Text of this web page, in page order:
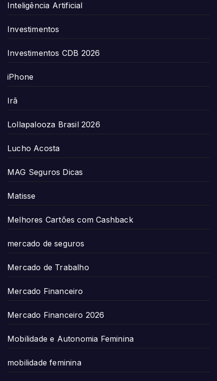
Inteligência Artificial
Investimentos
Investimentos CDB 2026
iPhone
Irã
Lollapalooza Brasil 2026
Lucho Acosta
MAG Seguros Dicas
Matisse
Melhores Cartões com Cashback
mercado de seguros
Mercado de Trabalho
Mercado Financeiro
Mercado Financeiro 2026
Mobilidade e Autonomia Feminina
mobilidade feminina